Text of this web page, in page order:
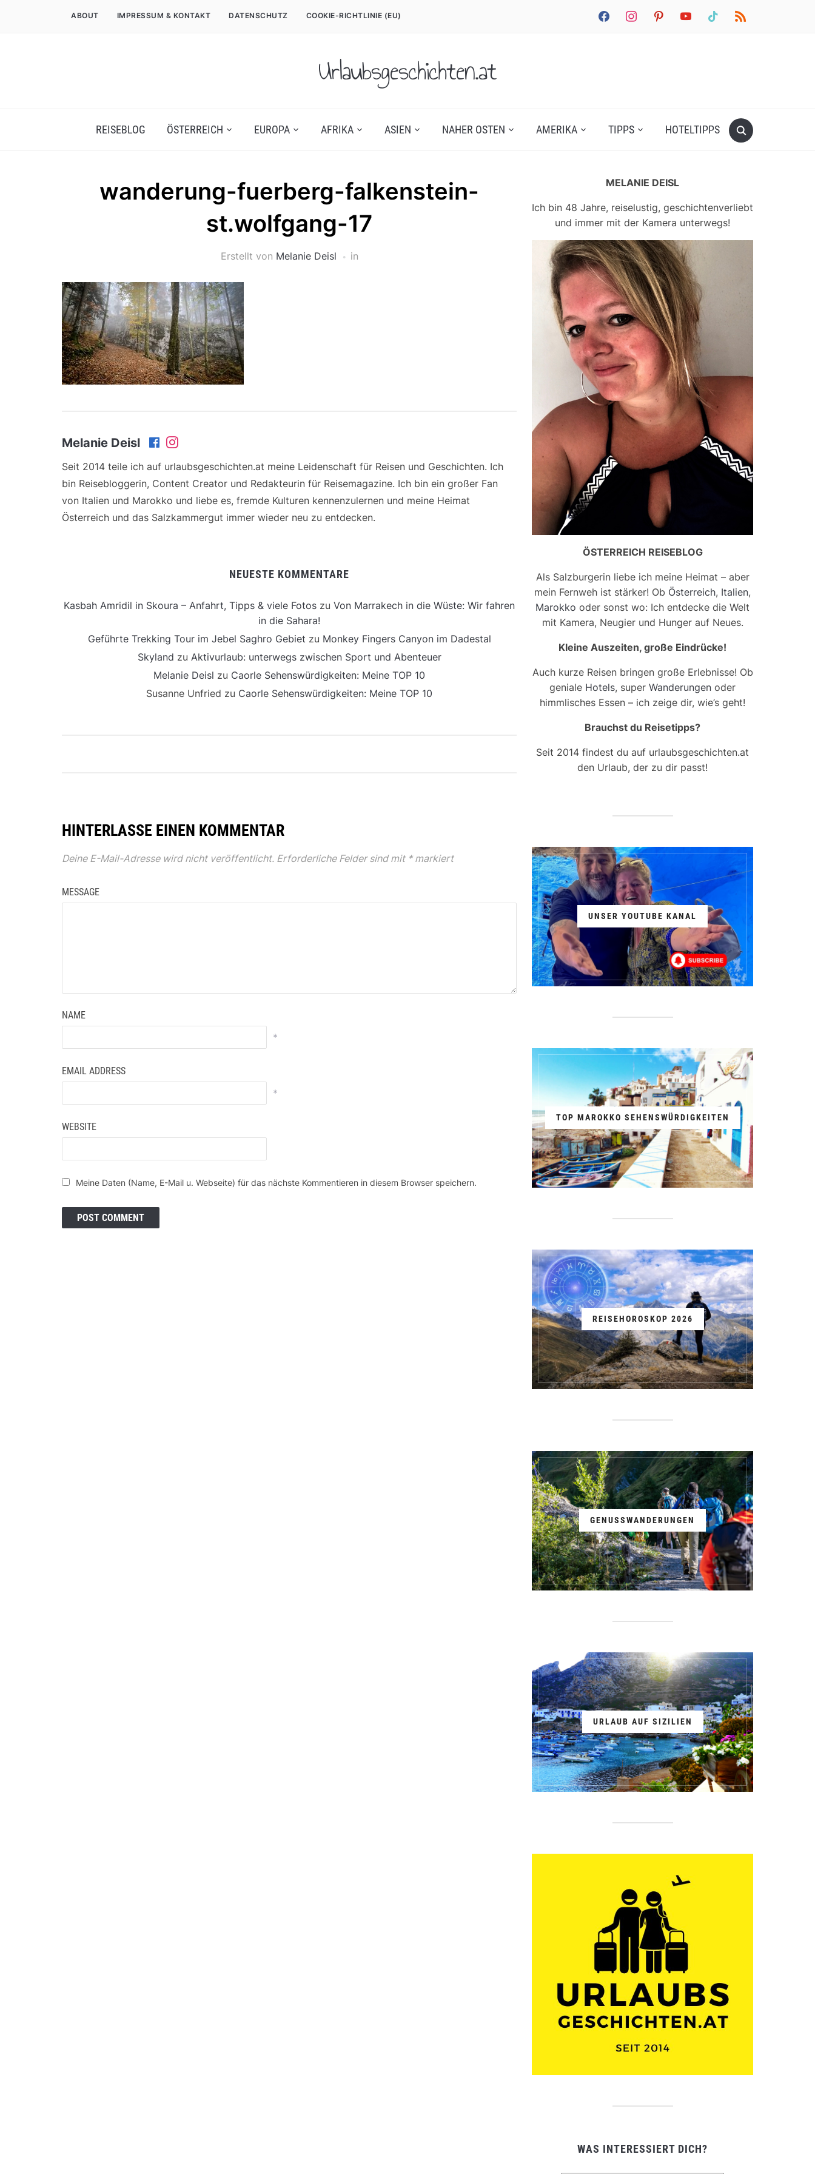
facebookinstagrampinterestyoutube tiktok rss
ABOUT IMPRESSUM & KONTAKT DATENSCHUTZ COOKIE-RICHTLINIE (EU)
Urlaubsgeschichten.at
REISEBLOG ÖSTERREICH EUROPA AFRIKA ASIEN NAHER OSTEN AMERIKA TIPPS HOTELTIPPS
wanderung-fuerberg-falkenstein-
st.wolfgang-17
Erstellt von Melanie Deisl in
Melanie Deisl
Seit 2014 teile ich auf urlaubsgeschichten.at meine Leidenschaft für Reisen und Geschichten. Ich
bin Reisebloggerin, Content Creator und Redakteurin für Reisemagazine. Ich bin ein großer Fan
von Italien und Marokko und liebe es, fremde Kulturen kennenzulernen und meine Heimat
Österreich und das Salzkammergut immer wieder neu zu entdecken.
NEUESTE KOMMENTARE
Kasbah Amridil in Skoura – Anfahrt, Tipps & viele Fotos zu Von Marrakech in die Wüste: Wir fahren
in die Sahara!
Geführte Trekking Tour im Jebel Saghro Gebiet zu Monkey Fingers Canyon im Dadestal
Skyland zu Aktivurlaub: unterwegs zwischen Sport und Abenteuer
Melanie Deisl zu Caorle Sehenswürdigkeiten: Meine TOP 10
Susanne Unfried zu Caorle Sehenswürdigkeiten: Meine TOP 10
HINTERLASSE EINEN KOMMENTAR
Deine E-Mail-Adresse wird nicht veröffentlicht. Erforderliche Felder sind mit *markiert
MESSAGE
NAME
*
EMAIL ADDRESS
*
WEBSITE
Meine Daten (Name, E-Mail u. Webseite) für das nächste Kommentieren in diesem Browser speichern.
MELANIE DEISL
Ich bin 48 Jahre, reiselustig, geschichtenverliebt
und immer mit der Kamera unterwegs!
ÖSTERREICH REISEBLOG
Als Salzburgerin liebe ich meine Heimat – aber
mein Fernweh ist stärker! Ob Österreich, Italien,
Marokko oder sonst wo: Ich entdecke die Welt
mit Kamera, Neugier und Hunger auf Neues.
Kleine Auszeiten, große Eindrücke!
Auch kurze Reisen bringen große Erlebnisse! Ob
geniale Hotels, super Wanderungen oder
himmlisches Essen – ich zeige dir, wie’s geht!
Brauchst du Reisetipps?
Seit 2014 findest du auf urlaubsgeschichten.at
den Urlaub, der zu dir passt!
UNSER YOUTUBE KANAL
TOP MAROKKO SEHENSWÜRDIGKEITEN
REISEHOROSKOP 2026
GENUSSWANDERUNGEN
URLAUB AUF SIZILIEN
WAS INTERESSIERT DICH?